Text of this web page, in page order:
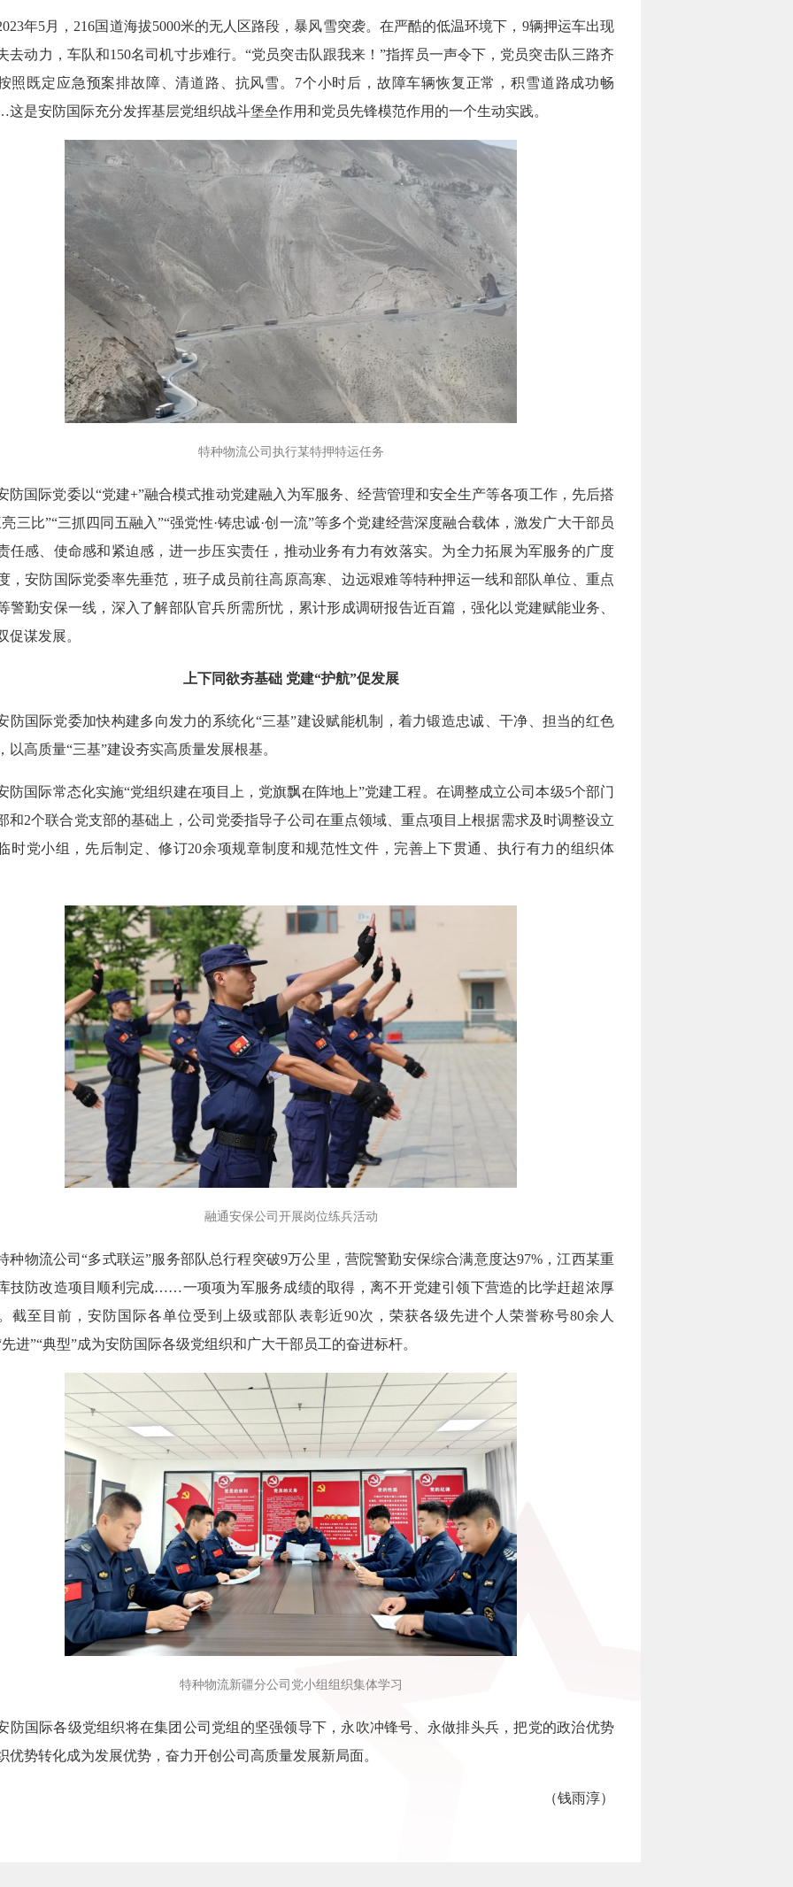
年5月，216国道海拔5000米的无人区路段，暴风雪突袭。在严酷的低温环境下，9辆押运车出现
去动力，车队和150名司机寸步难行。“党员突击队跟我来！”指挥员一声令下，党员突击队三路齐
照既定应急预案排故障、清道路、抗风雪。7个小时后，故障车辆恢复正常，积雪道路成功畅
是安防国际充分发挥基层党组织战斗堡垒作用和党员先锋模范作用的一个生动实践。
特种物流公司执行某特押特运任务
国际党委以“党建+”融合模式推动党建融入为军服务、经营管理和安全生产等各项工作，先后搭
三比”“三抓四同五融入”“强党性·铸忠诚·创一流”等多个党建经营深度融合载体，激发广大干部员
任感、使命感和紧迫感，进一步压实责任，推动业务有力有效落实。为全力拓展为军服务的广度
，安防国际党委率先垂范，班子成员前往高原高寒、边远艰难等特种押运一线和部队单位、重点
警勤安保一线，深入了解部队官兵所需所忧，累计形成调研报告近百篇，强化以党建赋能业务、
促谋发展。
上下同欲夯基础 党建“护航”促发展
国际党委加快构建多向发力的系统化“三基”建设赋能机制，着力锻造忠诚、干净、担当的红色
以高质量“三基”建设夯实高质量发展根基。
国际常态化实施“党组织建在项目上，党旗飘在阵地上”党建工程。在调整成立公司本级5个部门
和2个联合党支部的基础上，公司党委指导子公司在重点领域、重点项目上根据需求及时调整设立
时党小组，先后制定、修订20余项规章制度和规范性文件，完善上下贯通、执行有力的组织体
融通安保公司开展岗位练兵活动
物流公司“多式联运”服务部队总行程突破9万公里，营院警勤安保综合满意度达97%，江西某重
技防改造项目顺利完成……一项项为军服务成绩的取得，离不开党建引领下营造的比学赶超浓厚
截至目前，安防国际各单位受到上级或部队表彰近90次，荣获各级先进个人荣誉称号80余人
先进”“典型”成为安防国际各级党组织和广大干部员工的奋进标杆。
特种物流新疆分公司党小组组织集体学习
国际各级党组织将在集团公司党组的坚强领导下，永吹冲锋号、永做排头兵，把党的政治优势
优势转化成为发展优势，奋力开创公司高质量发展新局面。
（钱雨淳）